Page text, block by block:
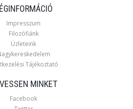
Impresszum
Filozófiánk
Üzleteink
Tájékoztató
MINKET
Facebook